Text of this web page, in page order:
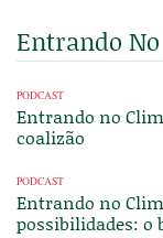
Entrando
PODCAST
Entrando no
coalizão
PODCAST
Entrando no
possibilidades: o